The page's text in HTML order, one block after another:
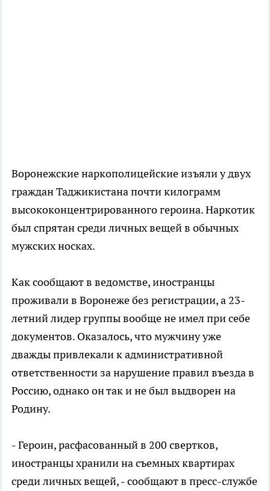
Воронежские наркополицейские изъяли у двух
граждан Таджикистана почти килограмм
высококонцентрированного героина. Наркотик
был спрятан среди личных вещей в обычных
мужских носках.
Как сообщают в ведомстве, иностранцы
проживали в Воронеже без регистрации, а 23-
летний лидер группы вообще не имел при себе
документов. Оказалось, что мужчину уже
дважды привлекали к административной
ответственности за нарушение правил въезда в
Россию, однако он так и не был выдворен на
Родину.
- Героин, расфасованный в 200 свертков,
иностранцы хранили на съемных квартирах
среди личных вещей, - сообщают в пресс-службе